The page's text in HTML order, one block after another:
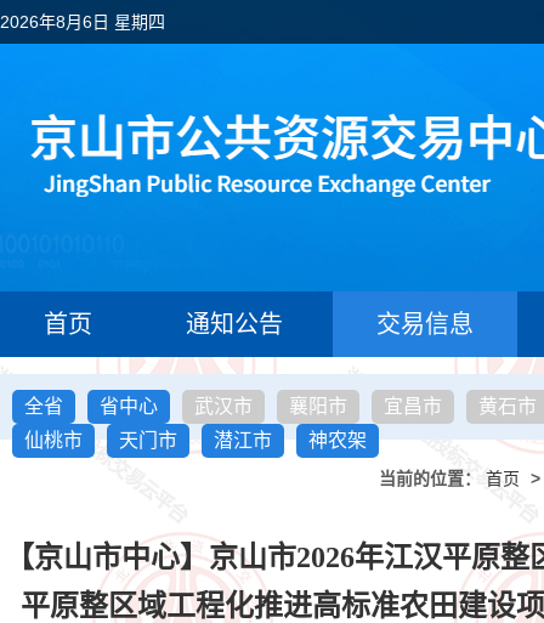
2026年8月6日 星期四
首页 通知公告 交易信息
全省 省中心 武汉市 襄阳市 宜昌市
黄石市
仙桃市
天门市 潜江市 神农架
当前的位置： 首页 >
【京山市中心】京山市2026年江汉平原
平原整区域工程化推进高标准农田建设